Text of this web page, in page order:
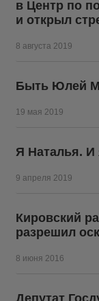
в Центр по
и открыл
8 августа 2019
Быть Юлей
19 мая 2019
Я Наталья. И
9 апреля 2019
Кировский
разрешил
8 июня 2016
Депутат